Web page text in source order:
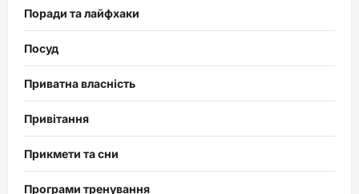
Поради та лайфхаки
Посуд
Приватна власність
Привітання
Прикмети та сни
Програми тренування